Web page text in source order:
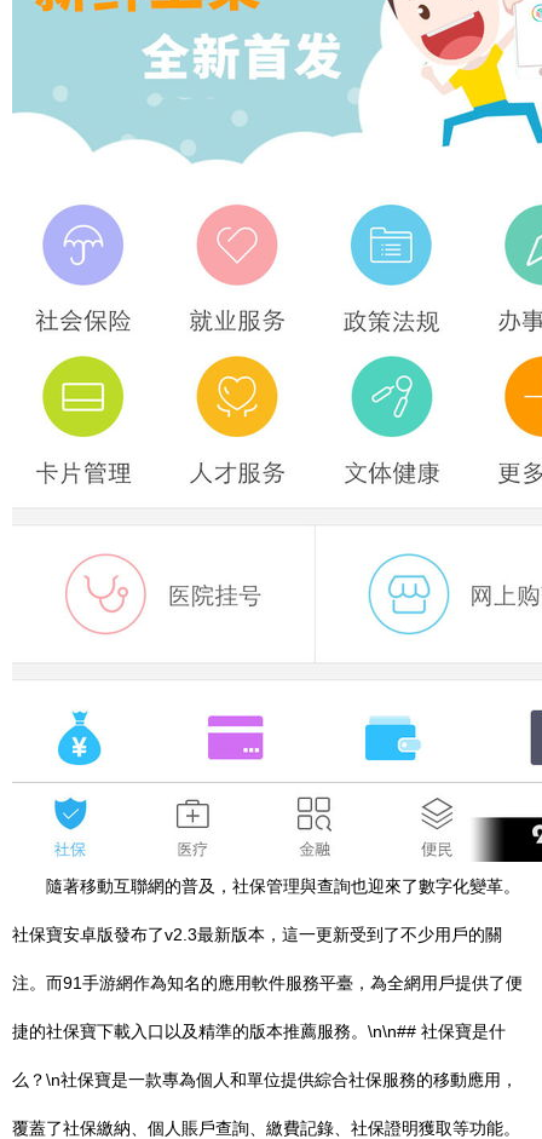
隨著移動互聯網的普及，社保管理與查詢也迎來了數字化變革。
社保寶安卓版發布了v2.3最新版本，這一更新受到了不少用戶的關
注。而91手游網作為知名的應用軟件服務平臺，為全網用戶提供了便
捷的社保寶下載入口以及精準的版本推薦服務。\n\n## 社保寶是什
么？\n社保寶是一款專為個人和單位提供綜合社保服務的移動應用，
覆蓋了社保繳納、個人賬戶查詢、繳費記錄、社保證明獲取等功能。